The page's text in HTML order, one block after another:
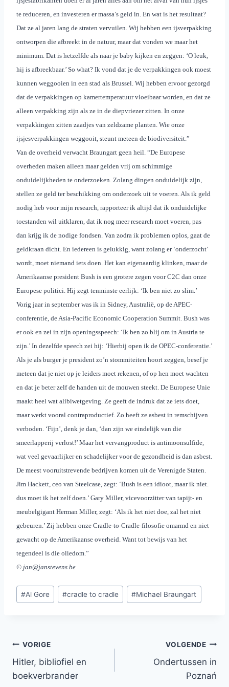
te reduceren, en investeren er massa’s geld in. En wat is het resultaat?
Dat ze al jaren lang de straten vervuilen. Wij hebben een ijsverpakking
ontworpen die afbreekt in de natuur, maar dat vonden we maar het
minimum. Dat is hetzelfde als naar je baby kijken en zeggen: ‘O leuk,
hij is afbreekbaar.’ So what? Ik vond dat je de verpakkingen ook moest
kunnen weggooien in een stad als Brussel. Wij hebben ervoor gezorgd
dat de verpakkingen op kamertemperatuur vloeibaar worden, en dat ze
alleen verpakking zijn als ze in de diepvriezer zitten. In onze
verpakkingen zitten zaadjes van zeldzame planten. Wie onze
ijsjesverpakkingen weggooit, steunt meteen de biodiversiteit.”
Van de overheid verwacht Braungart geen heil. “De Europese
overheden maken alleen maar gelden vrij om schimmige
onduidelijkheden te onderzoeken. Zolang dingen onduidelijk zijn,
stellen ze geld ter beschikking om onderzoek uit te voeren. Als ik geld
nodig heb voor mijn research, rapporteer ik altijd dat ik onduidelijke
toestanden wil uitklaren, dat ik nog meer research moet voeren, pas
dan krijg ik de nodige fondsen. Van zodra ik problemen oplos, gaat de
geldkraan dicht. En iedereen is gelukkig, want zolang er ‘onderzocht’
wordt, moet niemand iets doen. Het kan eigenaardig klinken, maar de
Amerikaanse president Bush is een grotere zegen voor C2C dan onze
Europese politici. Hij zegt tenminste eerlijk: ‘Ik ben niet zo slim.’
Vorig jaar in september was ik in Sidney, Australië, op de APEC-
conferentie, de Asia-Pacific Economic Cooperation Summit. Bush was
er ook en zei in zijn openingsspeech: ‘Ik ben zo blij om in Austria te
zijn.’ In dezelfde speech zei hij: ‘Hierbij open ik de OPEC-conferentie.’
Als je als burger je president zo’n stommiteiten hoort zeggen, besef je
meteen dat je niet op je leiders moet rekenen, of op hen moet wachten
en dat je beter zelf de handen uit de mouwen steekt. De Europese Unie
maakt heel wat alibiwetgeving. Ze geeft de indruk dat ze iets doet,
maar werkt vooral contraproductief. Zo heeft ze asbest in remschijven
verboden. ‘Fijn’, denk je dan, ‘dan zijn we eindelijk van die
smeerlapperij verlost!’ Maar het vervangproduct is antimoonsulfide,
wat veel gevaarlijker en schadelijker voor de gezondheid is dan asbest.
De meest vooruitstrevende bedrijven komen uit de Verenigde Staten.
Jim Hackett, ceo van Steelcase, zegt: ‘Bush is een idioot, maar ik niet.
dus moet ik het zelf doen.’ Gary Miller, vicevoorzitter van tapijt- en
meubelgigant Herman Miller, zegt: ‘Als ik het niet doe, zal het niet
gebeuren.’ Zij hebben onze Cradle-to-Cradle-filosofie omarmd en niet
gewacht op de Amerikaanse overheid. Want tot bewijs van het
tegendeel is die oliedom.”
© jan@janstevens.be
Bericht
tags:
#Al Gore #cradle to cradle #Michael Braungart
Bericht
navigatie
VORIGE
Hitler, bibliofiel en
boekverbrander
VOLGENDE
Ondertussen in
Poznań